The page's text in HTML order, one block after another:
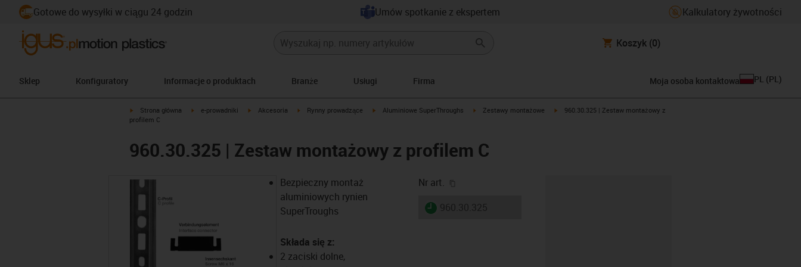
Gotowe do wysyłki w ciągu 24 godzin Umów spotkanie z ekspertem Kalkulatory żywotności
Koszyk (0)
Sklep Konfiguratory Informacje o produktach Branże Usługi Firma Moja osoba kontaktowa PL (PL )
igus-icon-arrow-right
Strona główna igus-icon-arrow-right
e-prowadniki igus-icon-arrow-right
Akcesoria igus-icon-arrow-right
Rynny prowadzące igus-icon-arrow-right
Aluminiowe SuperThroughs igus-icon-arrow-right
Zestawy montażowe igus-icon-arrow-right
960.30.325 | Zestaw montażowy z
profilem C
960.30.325 | Zestaw montażowy z profilem C
Bezpieczny montaż
aluminiowych rynien
SuperTroughs
Składa się z:
2 zaciski dolne,
Nr art.
igus-icon-lieferzeit